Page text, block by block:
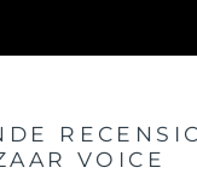
VOICE